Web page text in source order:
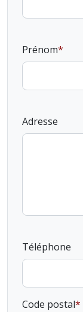
Prénom
Adresse
Téléphone
Code postal